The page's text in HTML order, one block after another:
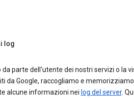
log
da parte dell'utente dei nostri servizi o la
da Google, raccogliamo e memorizziamo
alcune informazioni nei log del server.